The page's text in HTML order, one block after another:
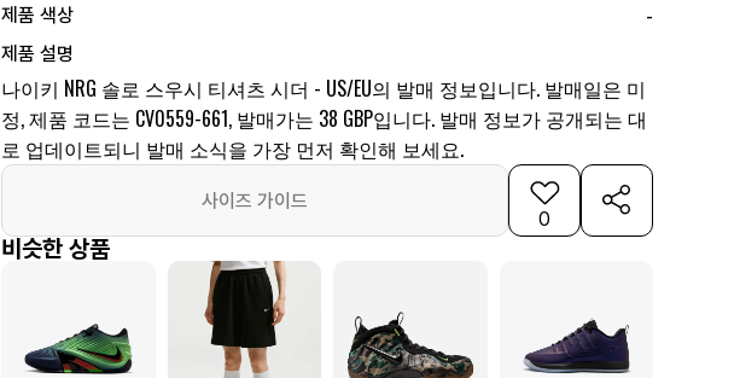
제품 색상 -
제품 설명
나이키 NRG 솔로 스우시 티셔츠 시더 - US/EU의 발매 정보입니다. 발매일은 미
정, 제품 코드는 CV0559-661, 발매가는 38 GBP입니다. 발매 정보가 공개되는 대
로 업데이트되니 발매 소식을 가장 먼저 확인해 보세요.
사이즈 가이드
0
비슷한 상품